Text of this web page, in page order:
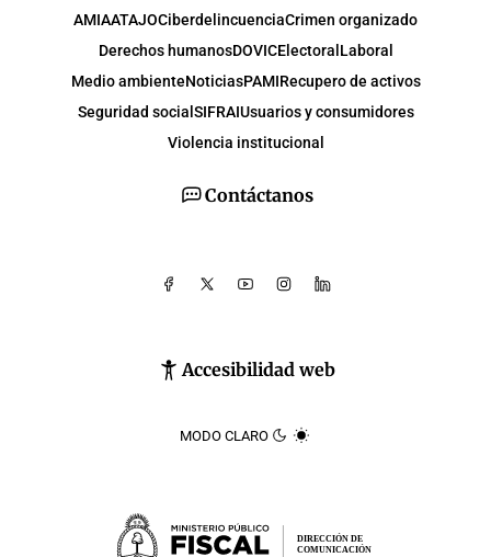
Contáctanos
Accesibilidad web
MODO CLARO
AMIAATAJOCiberdelincuenciaCrimen organizado
Derechos humanosDOVICElectoral Laboral
Medio ambienteNoticiasPAMIRecupero de activos
Seguridad social SIFRAIUsuarios y consumidores
Violencia institucional
DIRECCIÓN DE
COMUNICACIÓN